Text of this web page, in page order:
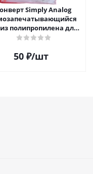
Simply Analog
полипропилена для
пластинок
50 ₽/шт